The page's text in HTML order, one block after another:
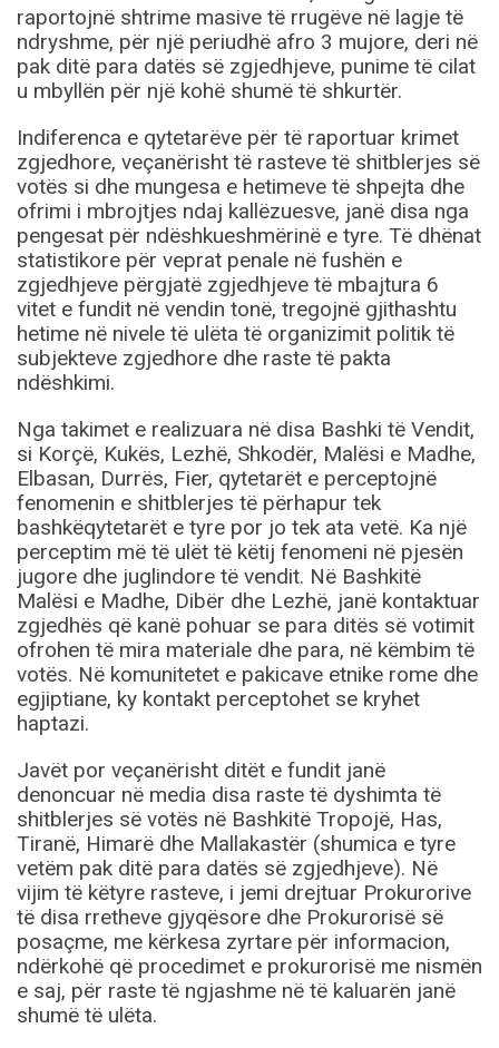
raportojnë shtrime masive të rrugëve në lagje të
ndryshme, për një periudhë afro 3 mujore, deri në
pak ditë para datës së zgjedhjeve, punime të cilat
u mbyllën për një kohë shumë të shkurtër.
Indiferenca e qytetarëve për të raportuar krimet
zgjedhore, veçanërisht të rasteve të shitblerjes së
votës si dhe mungesa e hetimeve të shpejta dhe
ofrimi i mbrojtjes ndaj kallëzuesve, janë disa nga
pengesat për ndëshkueshmërinë e tyre. Të dhënat
statistikore për veprat penale në fushën e
zgjedhjeve përgjatë zgjedhjeve të mbajtura 6
vitet e fundit në vendin tonë, tregojnë gjithashtu
hetime në nivele të ulëta të organizimit politik të
subjekteve zgjedhore dhe raste të pakta
ndëshkimi.
Nga takimet e realizuara në disa Bashki të Vendit,
si Korçë, Kukës, Lezhë, Shkodër, Malësi e Madhe,
Elbasan, Durrës, Fier, qytetarët e perceptojnë
fenomenin e shitblerjes të përhapur tek
bashkëqytetarët e tyre por jo tek ata vetë. Ka një
perceptim më të ulët të këtij fenomeni në pjesën
jugore dhe juglindore të vendit. Në Bashkitë
Malësi e Madhe, Dibër dhe Lezhë, janë kontaktuar
zgjedhës që kanë pohuar se para ditës së votimit
ofrohen të mira materiale dhe para, në këmbim të
votës. Në komunitetet e pakicave etnike rome dhe
egjiptiane, ky kontakt perceptohet se kryhet
haptazi.
Javët por veçanërisht ditët e fundit janë
denoncuar në media disa raste të dyshimta të
shitblerjes së votës në Bashkitë Tropojë, Has,
Tiranë, Himarë dhe Mallakastër (shumica e tyre
vetëm pak ditë para datës së zgjedhjeve). Në
vijim të këtyre rasteve, i jemi drejtuar Prokurorive
të disa rretheve gjyqësore dhe Prokurorisë së
posaçme, me kërkesa zyrtare për informacion,
ndërkohë që procedimet e prokurorisë me nismën
e saj, për raste të ngjashme në të kaluarën janë
shumë të ulëta.